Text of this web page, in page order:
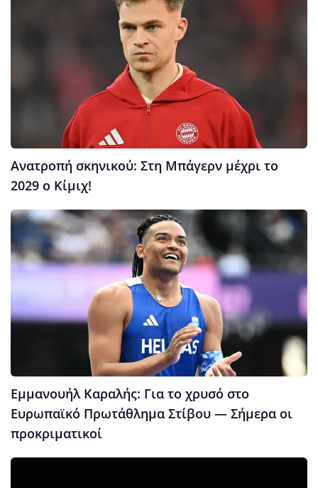
Ανατροπή σκηνικού: Στη Μπάγερν μέχρι το
2029 ο Κίμιχ!
Εμμανουήλ Καραλής: Για το χρυσό στο
Ευρωπαϊκό Πρωτάθλημα Στίβου — Σήμερα οι
προκριματικοί